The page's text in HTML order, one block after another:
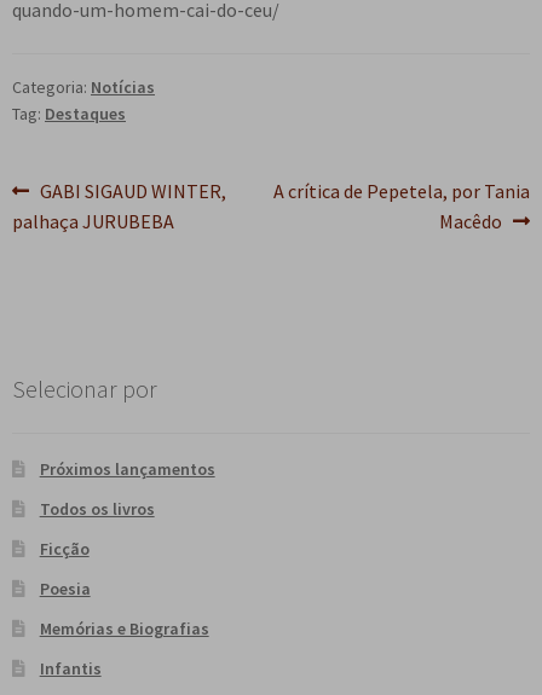
quando-um-homem-cai-do-ceu/
Categoria: Notícias
Tag: Destaques
Navegação
de
Post
anterior:
GABI SIGAUD WINTER,
palhaça JURUBEBA
Próximo
A crítica de Pepetela, por Tania
Macêdo
Selecionar por
Próximos lançamentos
Todos os livros
Ficção
Poesia
Memórias e Biografias
Infantis